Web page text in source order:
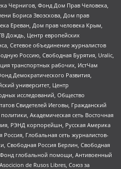
Чернигов, Фонд Дом Прав Человека,
Бориса Звозскова, Дом прав
Ереван, Дом прав человека Крым,
Дождь, Центр европейских
Сетевое объединение журналистов
Россию, Свободная Бурятия, Uralic,
транспортных рабочих, ИстЧам
Демократического Развития,
университет, Центр
исследований, Общество
Свидетелей Иеговы, Гражданский
Академическая сеть Восточная
РЭНД корпорейшн, Русская Америка
Глобальная сеть журналистов-
Свободная Россия Берлин, Свободная
глобальной помощи, Антивоенный
de Rusos Libres, Союз за